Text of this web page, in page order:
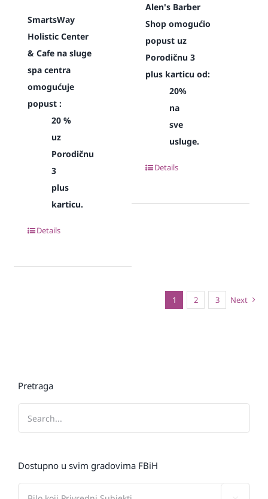
SmartsWay
Holistic Center
& Cafe na sluge
spa centra
omogućuje
popust :
20 %
uz
Porodičnu
3
plus
karticu.
Details
Alen's Barber
Shop omogućio
popust uz
Porodičnu 3
plus karticu od:
20%
na
sve
usluge.
Details
1 2 3 Next
Pretraga
Dostupno u svim gradovima FBiH